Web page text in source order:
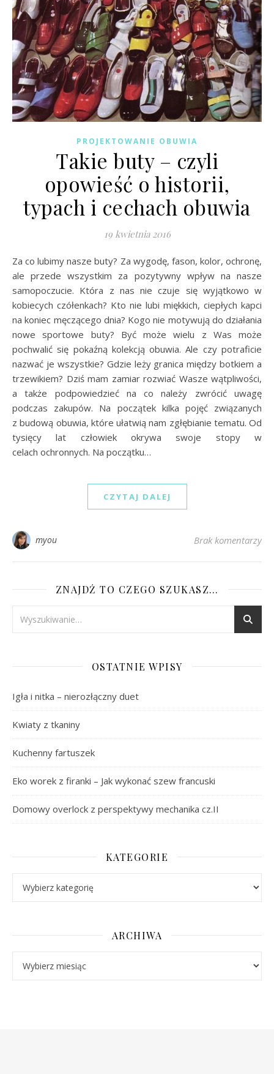
PROJEKTOWANIE OBUWIA
Takie buty – czyli
opowieść o historii,
typach i cechach obuwia
19 kwietnia 2016
Za co lubimy nasze buty? Za wygodę, fason, kolor, ochronę,
ale przede wszystkim za pozytywny wpływ na nasze
samopoczucie. Która z nas nie czuje się wyjątkowo w
kobiecych czółenkach? Kto nie lubi miękkich, ciepłych kapci
na koniec męczącego dnia? Kogo nie motywują do działania
nowe sportowe buty? Być może wielu z Was może
pochwalić się pokaźną kolekcją obuwia. Ale czy potraficie
nazwać je wszystkie? Gdzie leży granica między botkiem a
trzewikiem? Dziś mam zamiar rozwiać Wasze wątpliwości,
a także podpowiedzieć na co należy zwrócić uwagę
podczas zakupów. Na początek kilka pojęć związanych
z budową obuwia, które ułatwią nam zgłębianie tematu. Od
tysięcy lat człowiek okrywa swoje stopy w
celach ochronnych. Na początku…
CZYTAJ DALEJ
myou Brak komentarzy
ZNAJDŹ TO CZEGO SZUKASZ…
OSTATNIE WPISY
Igła i nitka – nierozłączny duet
Kwiaty z tkaniny
Kuchenny fartuszek
Eko worek z firanki – Jak wykonać szew francuski
Domowy overlock z perspektywy mechanika cz.II
KATEGORIE
ARCHIWA